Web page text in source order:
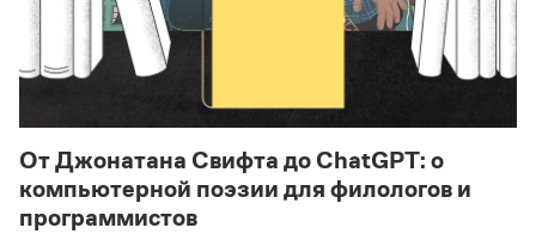
От Джонатана Свифта до ChatGPT: о
компьютерной поэзии для филологов и
программистов